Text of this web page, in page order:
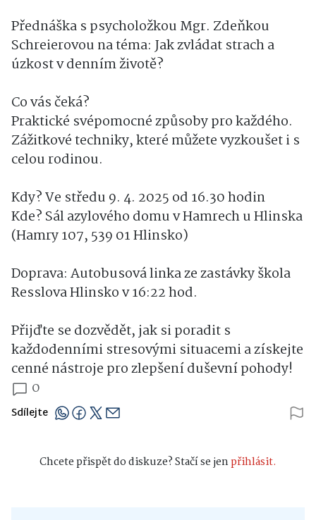
Přednáška s psycholožkou Mgr. Zdeňkou
Schreierovou na téma: Jak zvládat strach a
úzkost v denním životě?
Co vás čeká?
Praktické svépomocné způsoby pro každého.
Zážitkové techniky, které můžete vyzkoušet i s
celou rodinou.
Kdy? Ve středu 9. 4. 2025 od 16.30 hodin
Kde? Sál azylového domu v Hamrech u Hlinska
(Hamry 107, 539 01 Hlinsko)
Doprava: Autobusová linka ze zastávky škola
Resslova Hlinsko v 16:22 hod.
Přijďte se dozvědět, jak si poradit s
každodenními stresovými situacemi a získejte
cenné nástroje pro zlepšení duševní pohody!
0
Sdílejte
Chcete přispět do diskuze? Stačí se jenpřihlásit.